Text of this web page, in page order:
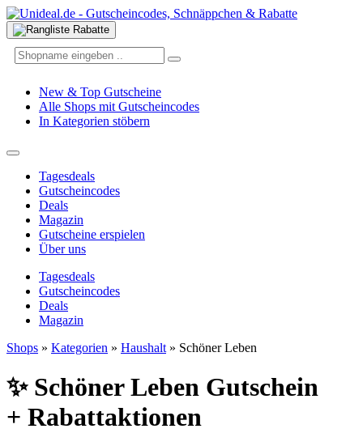
New & Top Gutscheine
Alle Shops mit Gutscheincodes
In Kategorien stöbern
Tagesdeals
Gutscheincodes
Deals
Magazin
Gutscheine erspielen
Über uns
Tagesdeals
Gutscheincodes
Deals
Magazin
Shops » Kategorien » Haushalt » Schöner Leben
✨ Schöner Leben Gutschein
+ Rabattaktionen